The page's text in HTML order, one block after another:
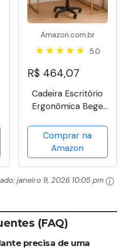
Amazon.com.br
5.0
R$ 464,07
Cadeira Escritório
Ergonômica Bege
Home Office
Executiva Giratória
C/Rodízios
Confortável Com
Encosto Costura
Comprar na
Amazon
janeiro 9, 2026 10:05 pm
(FAQ)
precisa de uma